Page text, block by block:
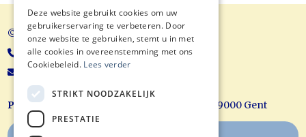
© Balans Acupunctuur
+32 9/221 70 88
Praktijk Gent: Hubert Frère Orbanlaan 625, 9000 Gent
Deze website gebruikt cookies om uw
gebruikerservaring te verbeteren. Door
onze website te gebruiken, stemt u in met
alle cookies in overeenstemming met ons
Cookiebeleid. Lees verder
STRIKT NOODZAKELIJK
PRESTATIE